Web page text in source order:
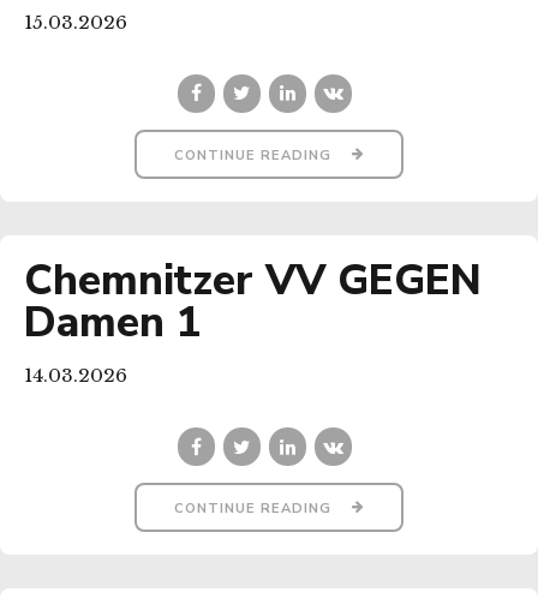
15.03.2026
CONTINUE READING
Chemnitzer VV GEGEN
Damen 1
14.03.2026
CONTINUE READING